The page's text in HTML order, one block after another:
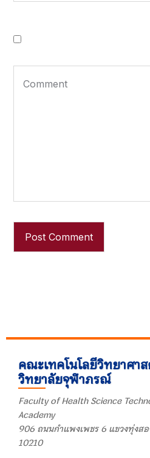
คณะเทคโนโลยีวิทยาศา
วิทยาลัยจุฬาภรณ์
Faculty of Health Science
Academy
906 ถนนกำแพงเพชร 6 แขวงทุ่งส
10210